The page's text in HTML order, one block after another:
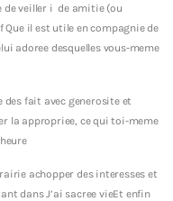
de veiller i de amitie (ou
il est utile en compagnie de
adoree desquelles vous-meme
fait avec generosite et
la appropriee, ce qui toi-meme
achopper des interesses et
dans J’ai sacree vieEt enfin